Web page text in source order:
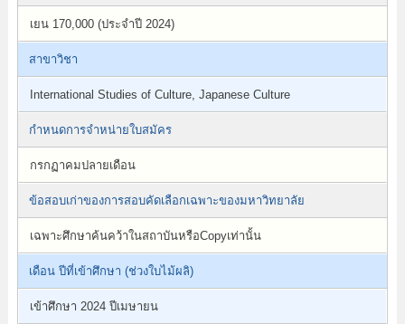
เยน 170,000 (ประจำปี 2024)
สาขาวิชา
International Studies of Culture, Japanese Culture
กำหนดการจำหน่ายใบสมัคร
กรกฏาคมปลายเดือน
ข้อสอบเก่าของการสอบคัดเลือกเฉพาะของมหาวิทยาลัย
เฉพาะศึกษาค้นคว้าในสถาบันหรือCopyเท่านั้น
เดือน ปีที่เข้าศึกษา (ช่วงใบไม้ผลิ)
เข้าศึกษา 2024 ปีเมษายน